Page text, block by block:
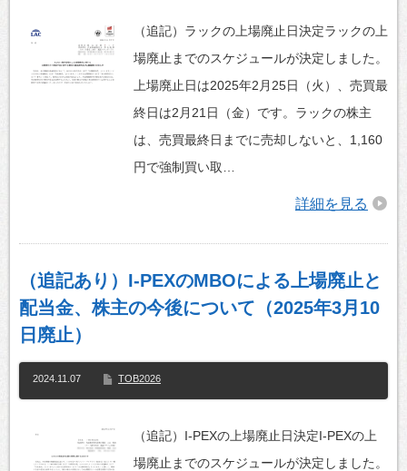
（追記）ラックの上場廃止日決定ラックの上
場廃止までのスケジュールが決定しました。
上場廃止日は2025年2月25日（火）、売買最
終日は2月21日（金）です。ラックの株主
は、売買最終日までに売却しないと、1,160
円で強制買い取…
詳細を見る
（追記あり）I-PEXのMBOによる上場廃止と
配当金、株主の今後について（2025年3月10
日廃止）
2024.11.07 TOB2026
（追記）I-PEXの上場廃止日決定I-PEXの上
場廃止までのスケジュールが決定しました。